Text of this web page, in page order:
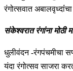
रंगोत्सवात
संकेश्वरात रंगांना मोठी
धुलीवंदन -रंगपंचमीचा
यंदा रंगोत्सव साजरा